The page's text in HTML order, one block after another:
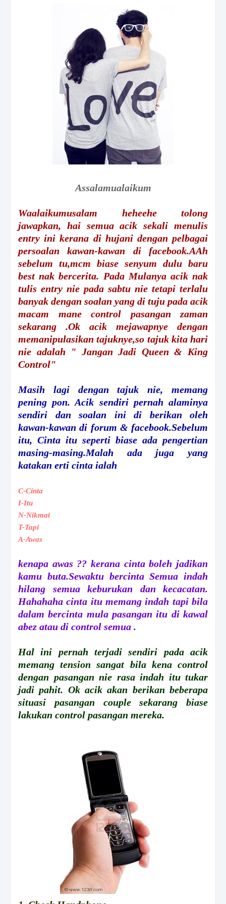
Assalamualaikum
Waalaikumusalam heheehe tolong
jawapkan, hai semua acik sekali menulis
entry ini kerana di hujani dengan pelbagai
persoalan kawan-kawan di facebook.AAh
sebelum tu,mcm biase senyum dulu baru
best nak bercerita. Pada Mulanya acik nak
tulis entry nie pada sabtu nie tetapi terlalu
banyak dengan soalan yang di tuju pada acik
macam mane control pasangan zaman
sekarang .Ok acik mejawapnye dengan
memanipulasikan tajuknye,so tajuk kita hari
nie adalah " Jangan Jadi Queen & King
Control"
Masih lagi dengan tajuk nie, memang
pening pon. Acik sendiri pernah alaminya
sendiri dan soalan ini di berikan oleh
kawan-kawan di forum & facebook.Sebelum
itu, Cinta itu seperti biase ada pengertian
masing-masing.Malah ada juga yang
katakan erti cinta ialah
C-Cinta
I-Itu
N-Nikmat
T-Tapi
A-Awas
kenapa awas ?? kerana cinta boleh jadikan
kamu buta.Sewaktu bercinta Semua indah
hilang semua keburukan dan kecacatan.
Hahahaha cinta itu memang indah tapi bila
dalam bercinta mula pasangan itu di kawal
abez atau di control semua .
Hal ini pernah terjadi sendiri pada acik
memang tension sangat bila kena control
dengan pasangan nie rasa indah itu tukar
jadi pahit. Ok acik akan berikan beberapa
situasi pasangan couple sekarang biase
lakukan control pasangan mereka.